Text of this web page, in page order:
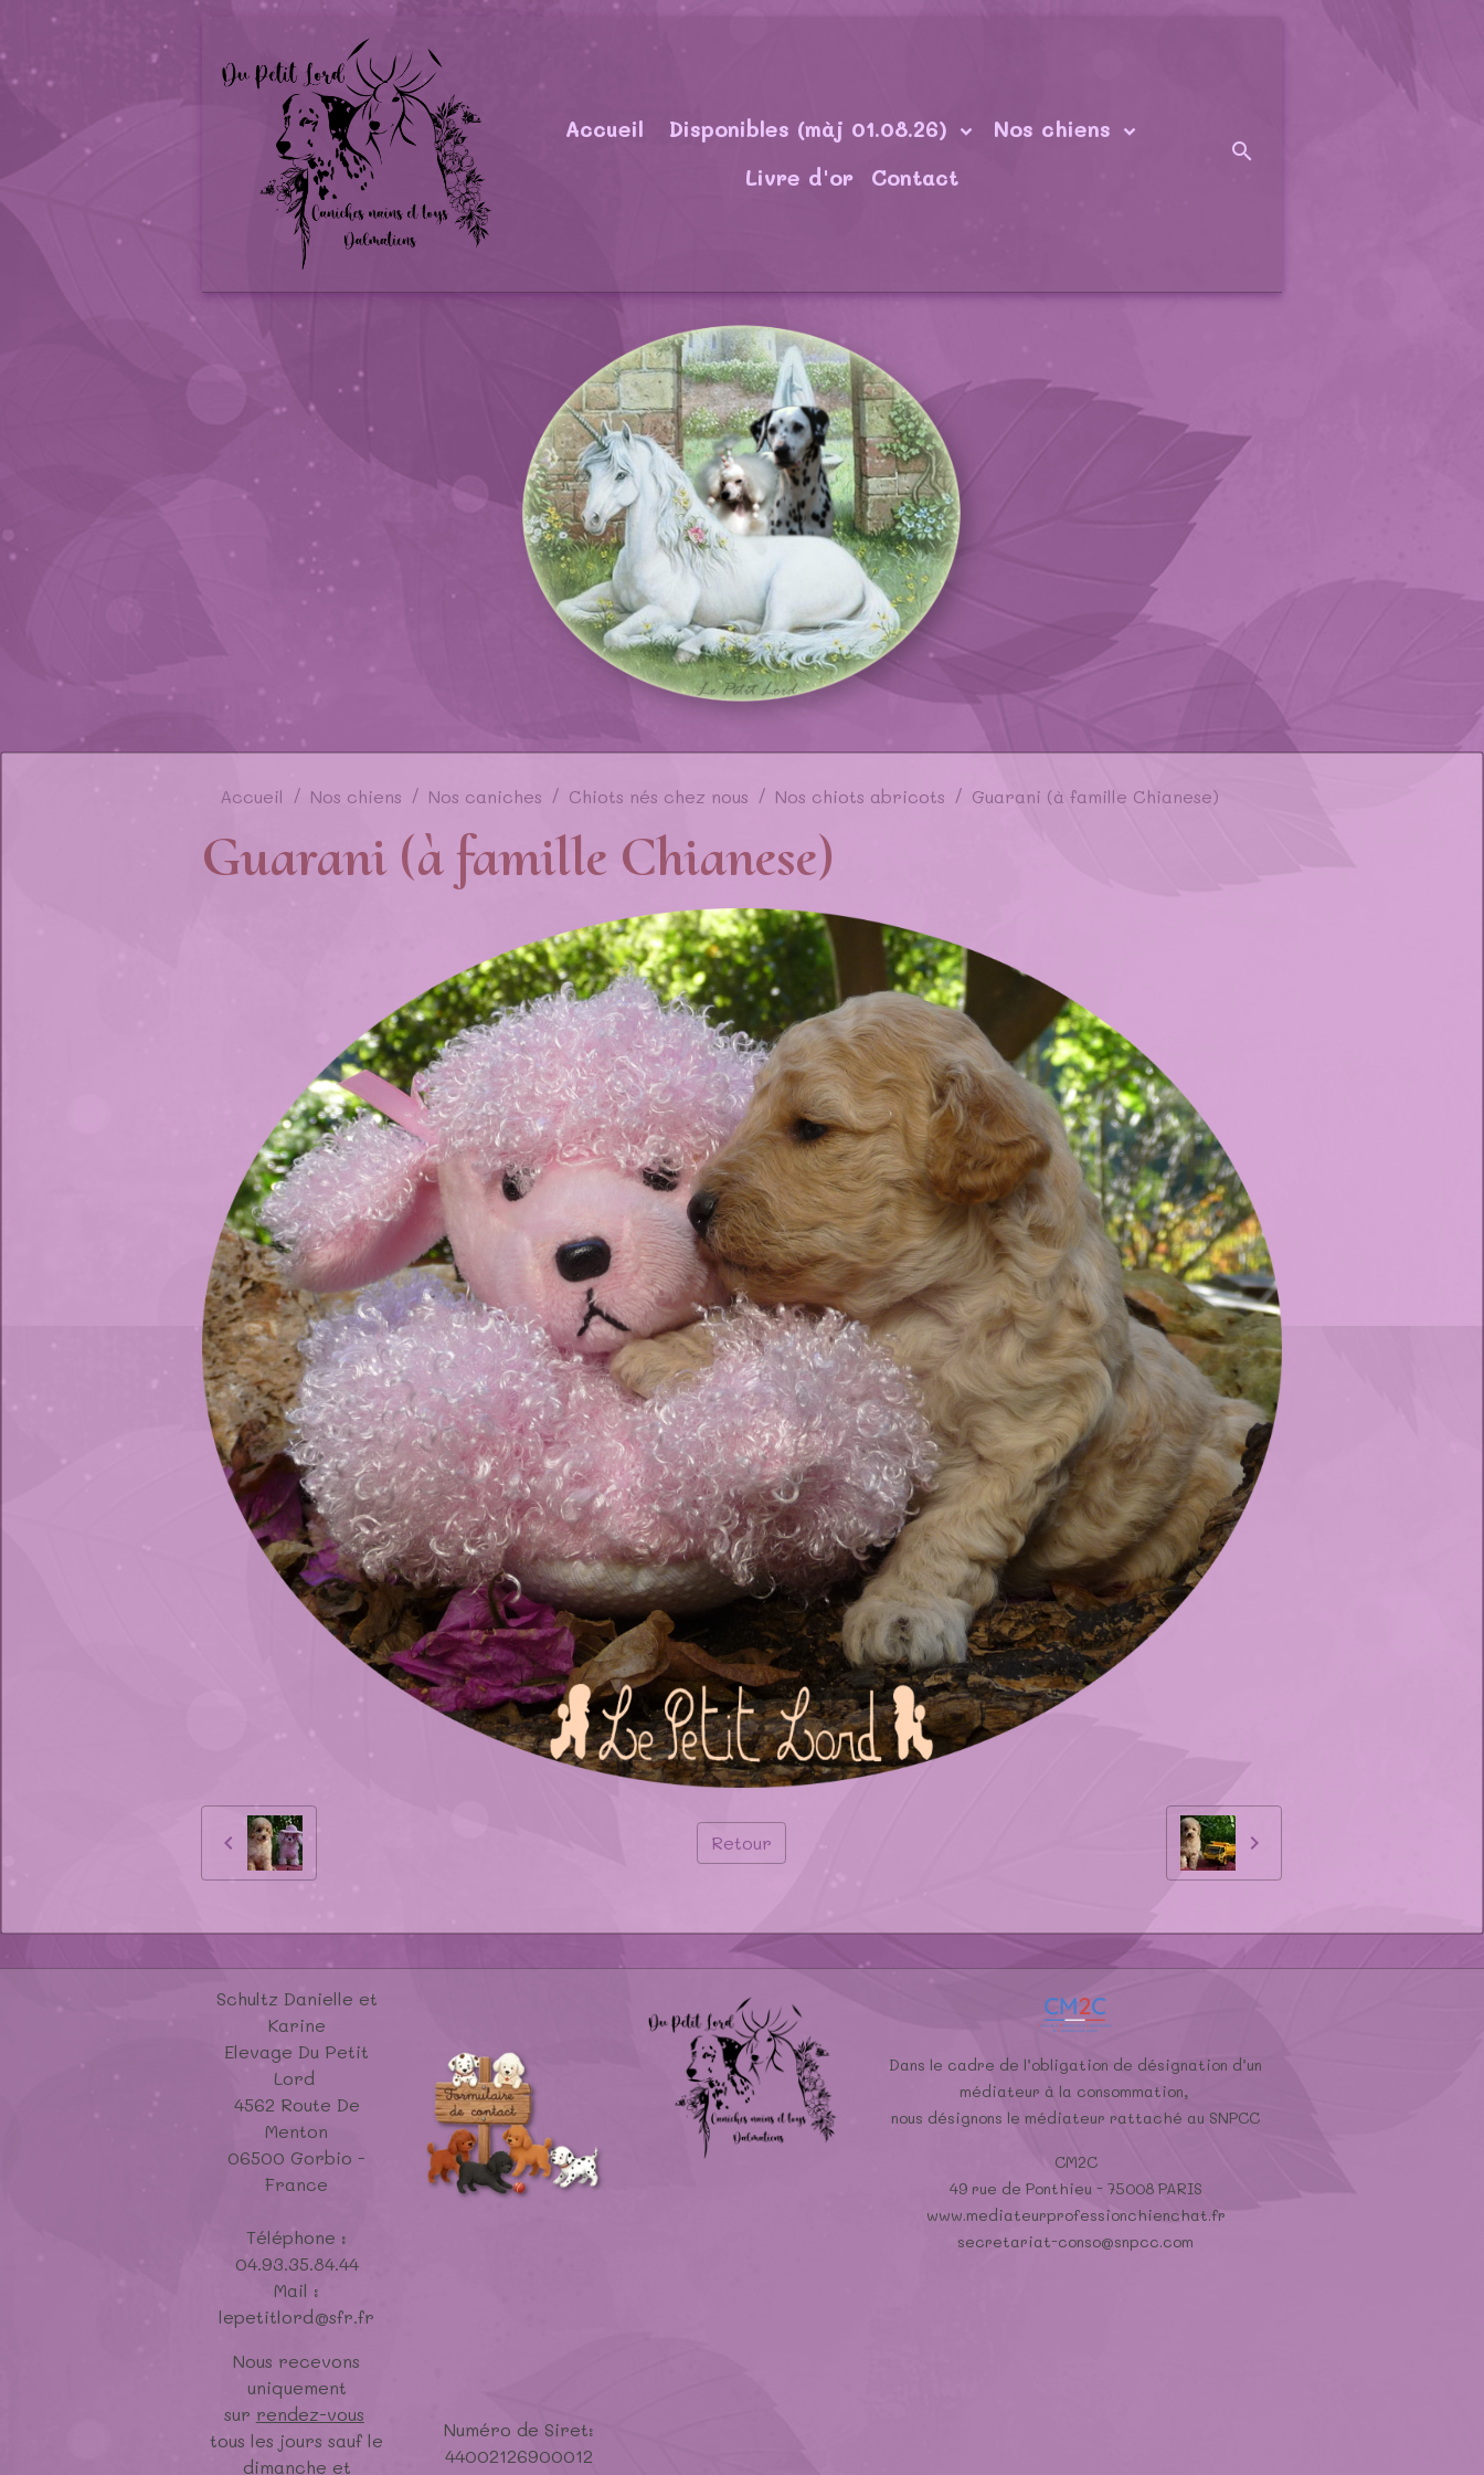
Accueil Disponibles (màj 01.08.26)
Nos chiens
Livre d'or
Contact
Accueil Nos chiens Nos caniches Chiots nés chez nous Nos chiots abricots Guarani (à famille Chianese)
Guarani (à famille Chianese)
Retour
Schultz Danielle et
Karine
Elevage Du Petit
Lord
4562 Route De
Menton
06500 Gorbio -
France
Téléphone :
04.93.35.84.44
Mail :
lepetitlord@sfr.fr
Nous recevons
uniquement
sur rendez-vous
tous les jours sauf le
dimanche et
Numéro de Siret:
44002126900012
Dans le cadre de l’obligation de désignation d’un
médiateur à la consommation,
nous désignons le médiateur rattaché au SNPCC
CM2C
49 rue de Ponthieu - 75008 PARIS
www.mediateurprofessionchienchat.fr
secretariat-conso@snpcc.com